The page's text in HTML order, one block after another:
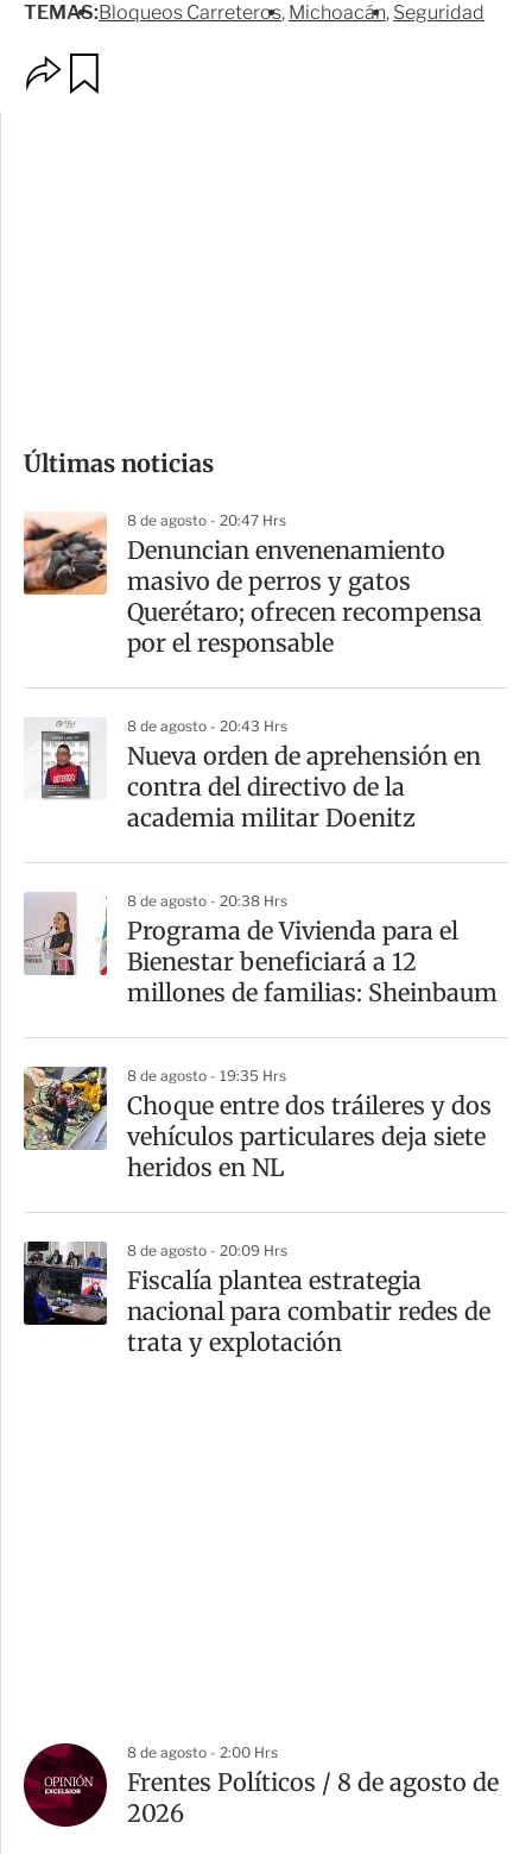
TEMAS:Bloqueos Carreteros Michoacán Seguridad
m
a
r
t
Últimas noticias
8 de agosto - 20:47 Hrs
Denuncian envenenamiento
masivo de perros y gatos
Querétaro; ofrecen recompensa
por el responsable
8 de agosto - 20:43 Hrs
Nueva orden de aprehensión en
contra del directivo de la
academia militar Doenitz
8 de agosto - 20:38 Hrs
Programa de Vivienda para el
Bienestar beneficiará a 12
millones de familias: Sheinbaum
8 de agosto - 19:35 Hrs
Choque entre dos tráileres y dos
vehículos particulares deja siete
heridos en NL
8 de agosto - 20:09 Hrs
Fiscalía plantea estrategia
nacional para combatir redes de
trata y explotación
8 de agosto - 2:00 Hrs
Frentes Políticos / 8 de agosto de
2026